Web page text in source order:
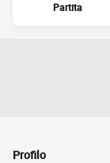
Partita
Profilo